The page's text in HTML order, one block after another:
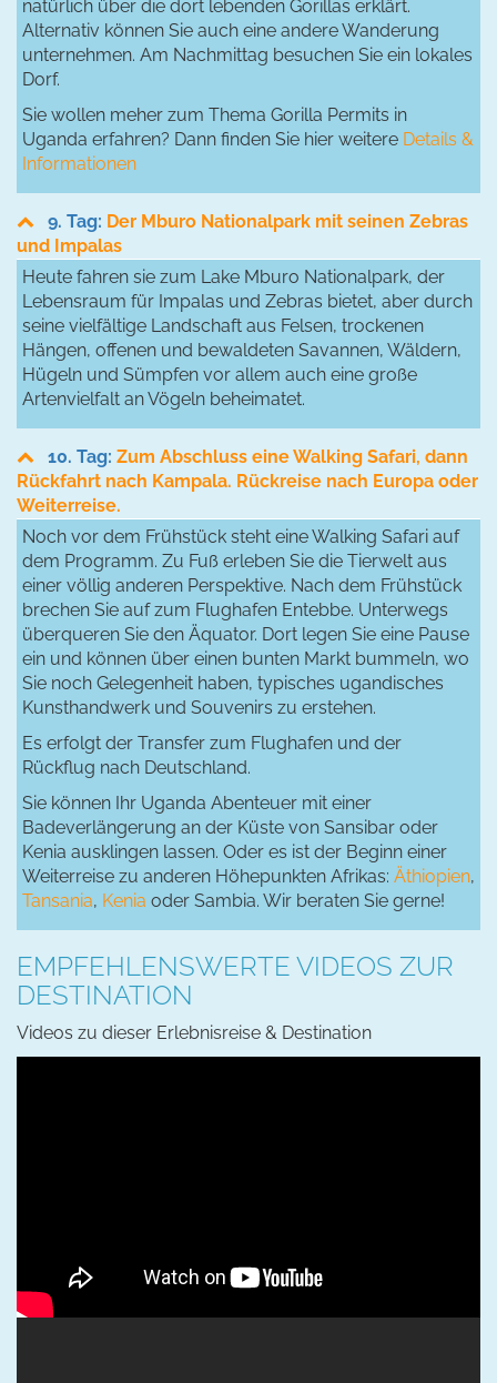
natürlich über die dort lebenden Gorillas erklärt.
Alternativ können Sie auch eine andere Wanderung
unternehmen. Am Nachmittag besuchen Sie ein lokales
Dorf.
Sie wollen meher zum Thema Gorilla Permits in
Uganda erfahren? Dann finden Sie hier weitere Details &
Informationen
9. Tag: Der Mburo Nationalpark mit seinen Zebras
und Impalas
Heute fahren sie zum Lake Mburo Nationalpark, der
Lebensraum für Impalas und Zebras bietet, aber durch
seine vielfältige Landschaft aus Felsen, trockenen
Hängen, offenen und bewaldeten Savannen, Wäldern,
Hügeln und Sümpfen vor allem auch eine große
Artenvielfalt an Vögeln beheimatet.
10. Tag: Zum Abschluss eine Walking Safari, dann
Rückfahrt nach Kampala. Rückreise nach Europa oder
Weiterreise.
Noch vor dem Frühstück steht eine Walking Safari auf
dem Programm. Zu Fuß erleben Sie die Tierwelt aus
einer völlig anderen Perspektive. Nach dem Frühstück
brechen Sie auf zum Flughafen Entebbe. Unterwegs
überqueren Sie den Äquator. Dort legen Sie eine Pause
ein und können über einen bunten Markt bummeln, wo
Sie noch Gelegenheit haben, typisches ugandisches
Kunsthandwerk und Souvenirs zu erstehen.
Es erfolgt der Transfer zum Flughafen und der
Rückflug nach Deutschland.
Sie können Ihr Uganda Abenteuer mit einer
Badeverlängerung an der Küste von Sansibar oder
Kenia ausklingen lassen. Oder es ist der Beginn einer
Weiterreise zu anderen Höhepunkten Afrikas: Äthiopien,
Tansania, Kenia oder Sambia. Wir beraten Sie gerne!
EMPFEHLENSWERTE VIDEOS ZUR
DESTINATION
Videos zu dieser Erlebnisreise & Destination